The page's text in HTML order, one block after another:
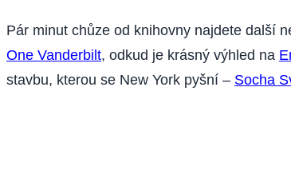
Pár minut chůze od knihovny najdete další
One Vanderbilt, odkud je krásný výhled na
stavbu, kterou se New York pyšní – Socha